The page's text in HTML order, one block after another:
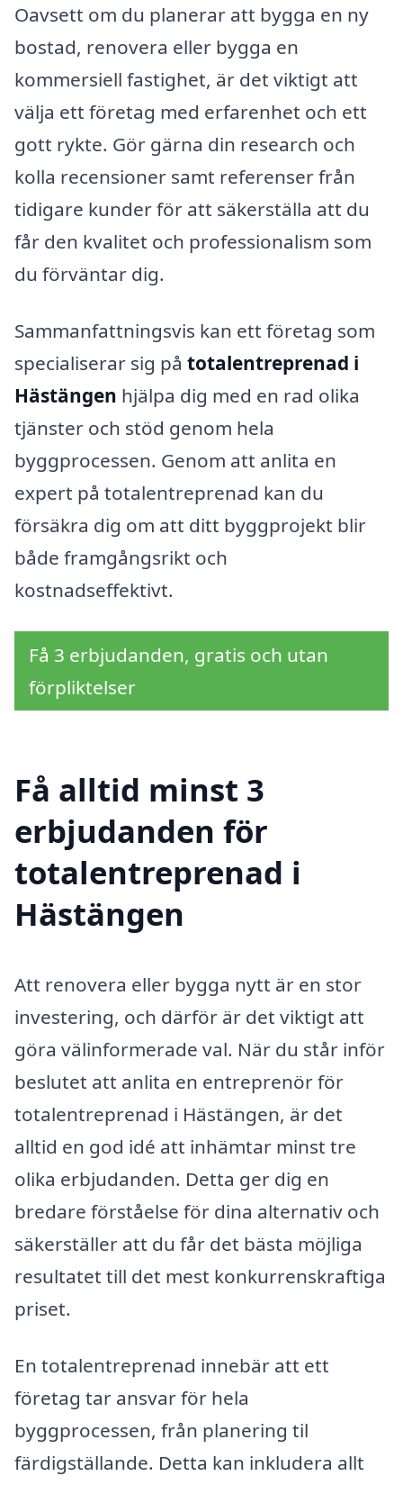
Oavsett om du planerar att bygga en ny
bostad, renovera eller bygga en
kommersiell fastighet, är det viktigt att
välja ett företag med erfarenhet och ett
gott rykte. Gör gärna din research och
kolla recensioner samt referenser från
tidigare kunder för att säkerställa att du
får den kvalitet och professionalism som
du förväntar dig.
Sammanfattningsvis kan ett företag som
specialiserar sig på totalentreprenad i
Hästängen hjälpa dig med en rad olika
tjänster och stöd genom hela
byggprocessen. Genom att anlita en
expert på totalentreprenad kan du
försäkra dig om att ditt byggprojekt blir
både framgångsrikt och
kostnadseffektivt.
Få 3 erbjudanden, gratis och utan
förpliktelser
Få alltid minst 3
erbjudanden för
totalentreprenad i
Hästängen
Att renovera eller bygga nytt är en stor
investering, och därför är det viktigt att
göra välinformerade val. När du står inför
beslutet att anlita en entreprenör för
totalentreprenad i Hästängen, är det
alltid en god idé att inhämtar minst tre
olika erbjudanden. Detta ger dig en
bredare förståelse för dina alternativ och
säkerställer att du får det bästa möjliga
resultatet till det mest konkurrenskraftiga
priset.
En totalentreprenad innebär att ett
företag tar ansvar för hela
byggprocessen, från planering til
färdigställande. Detta kan inkludera allt